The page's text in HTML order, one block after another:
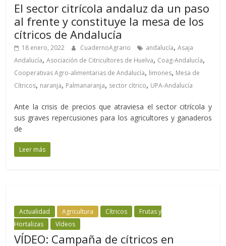
El sector citrícola andaluz da un paso
al frente y constituye la mesa de los
cítricos de Andalucía
18 enero, 2022 CuadernoAgrario andalucía,Asaja
Andalucía,Asociación de Citricultores de Huelva, Coag-Andalucía,
Cooperativas Agro-alimentarias de Andalucía, limones, Mesa de
Cítricos, naranja, Palmanaranja, sector cítrico, UPA-Andalucía
Ante la crisis de precios que atraviesa el sector citrícola y
sus graves repercusiones para los agricultores y ganaderos
de
Leer más
Actualidad Agricultura Cítricos
Frutas y
Hortalizas
Vídeos
VÍDEO: Campaña de cítricos en